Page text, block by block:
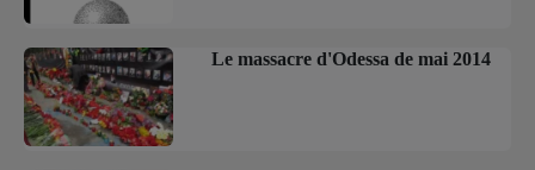
Le massacre d'Odessa de mai 2014